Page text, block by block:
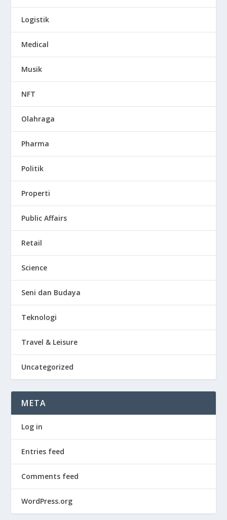
Logistik
Medical
Musik
NFT
Olahraga
Pharma
Politik
Properti
Public Affairs
Retail
Science
Seni dan Budaya
Teknologi
Travel & Leisure
Uncategorized
META
Log in
Entries feed
Comments feed
WordPress.org